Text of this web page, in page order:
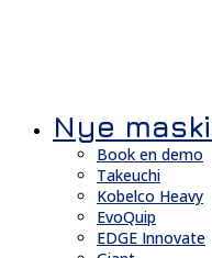
Nye
Book en demo
Takeuchi
Kobelco Heavy
EvoQuip
EDGE Innovate